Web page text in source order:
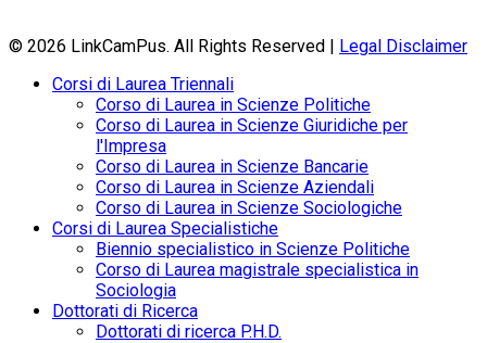
© 2026 LinkCamPus. All Rights Reserved | Legal Disclaimer
Corsi di Laurea Triennali
Corso di Laurea in Scienze Politiche
Corso di Laurea in Scienze Giuridiche per
l'Impresa
Corso di Laurea in Scienze Bancarie
Corso di Laurea in Scienze Aziendali
Corso di Laurea in Scienze Sociologiche
Corsi di Laurea Specialistiche
Biennio specialistico in Scienze Politiche
Corso di Laurea magistrale specialistica in
Sociologia
Dottorati di Ricerca
Dottorati di ricerca P.H.D.